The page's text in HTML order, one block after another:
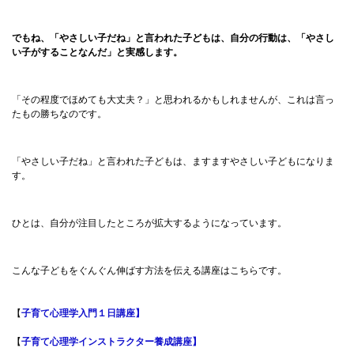
でもね、「やさしい子だね」と言われた子どもは、自分の行動は、「やさし
い子がすることなんだ」と実感します。
「その程度でほめても大丈夫？」と思われるかもしれませんが、これは言っ
たもの勝ちなのです。
「やさしい子だね」と言われた子どもは、ますますやさしい子どもになりま
す。
ひとは、自分が注目したところが拡大するようになっています。
こんな子どもをぐんぐん伸ばす方法を伝える講座はこちらです。
【子育て心理学入門１日講座】
【子育て心理学インストラクター養成講座】